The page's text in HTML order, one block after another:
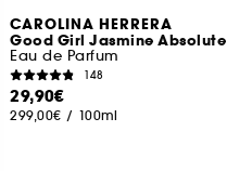
CAROLINA HERRERA
Good Girl Jasmine Absolute
Eau de Parfum
148
29,90€
299,00€ / 100ml